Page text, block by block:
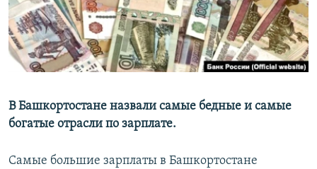
СОЦИАЛЬНЫЕ СЕТИ
Все сайты РСЕ/РС
В Башкортостане назвали самые бедные и самые
богатые отрасли по зарплате.
Самые большие зарплаты в Башкортостане